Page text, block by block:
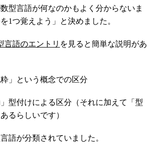
型言語が何なのかもよく分からないま
1つ覚えよう」と決めました。
言語のエントリ を見ると簡単な説明があ
粋」という概念での区分
」型付けによる区分（それに加えて「型
るらしいです）
語が分類されていました。